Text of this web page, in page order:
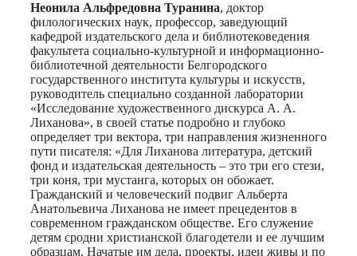
Неонила Альфредовна Туранина, доктор
филологических наук, профессор, заведующий
кафедрой издательского дела и библиотековедения
факультета социально-культурной и информационно-
библиотечной деятельности Белгородского
государственного института культуры и искусств,
руководитель специально созданной лаборатории
«Исследование художественного дискурса А. А.
Лиханова», в своей статье подробно и глубоко
определяет три вектора, три направления жизненного
пути писателя: «Для Лиханова литература, детский
фонд и издательская деятельность – это три его стези,
три коня, три мустанга, которых он обожает.
Гражданский и человеческий подвиг Альберта
Анатольевича Лиханова не имеет прецедентов в
современном гражданском обществе. Его служение
детям сродни христианской благодетели и ее лучшим
образцам. Начатые им дела, проекты, идеи живы и по